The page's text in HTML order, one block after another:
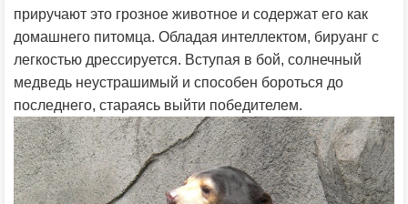
приручают это грозное животное и содержат его как
домашнего питомца. Обладая интеллектом, бируанг с
легкостью дрессируется. Вступая в бой, солнечный
медведь неустрашимый и способен бороться до
последнего, стараясь выйти победителем.